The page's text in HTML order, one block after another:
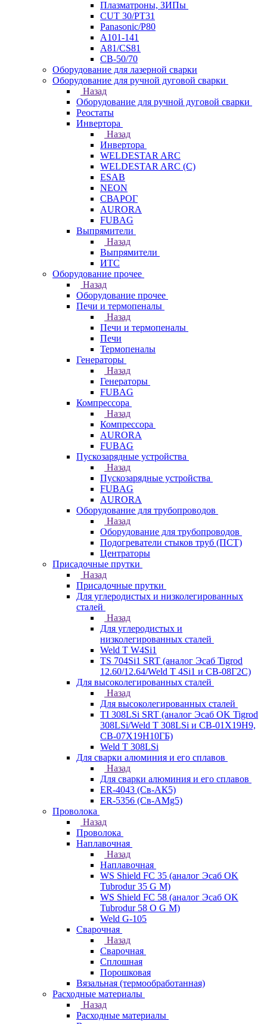
Плазматроны, ЗИПы
CUT 30/PT31
Panasonic/P80
А101-141
А81/CS81
СВ-50/70
Оборудование для лазерной сварки
Оборудование для ручной дуговой сварки
Назад
Оборудование для ручной дуговой сварки
Реостаты
Инвертора
Назад
Инвертора
WELDESTAR ARC
WELDESTAR ARC (С)
ESAB
NEON
СВАРОГ
AURORA
FUBAG
Выпрямители
Назад
Выпрямители
ИТС
Оборудование прочее
Назад
Оборудование прочее
Печи и термопеналы
Назад
Печи и термопеналы
Печи
Термопеналы
Генераторы
Назад
Генераторы
FUBAG
Компрессора
Назад
Компрессора
AURORA
FUBAG
Пускозарядные устройства
Назад
Пускозарядные устройства
FUBAG
AURORA
Оборудование для трубопроводов
Назад
Оборудование для трубопроводов
Подогреватели стыков труб (ПСТ)
Центраторы
Присадочные прутки
Назад
Присадочные прутки
Для углеродистых и низколегированных
сталей
Назад
Для углеродистых и
низколегированных сталей
Weld T W4Si1
TS 704Si1 SRT (аналог Эсаб Tigrod
12.60/12.64/Weld T 4Si1 и СВ-08Г2С)
Для высоколегированных сталей
Назад
Для высоколегированных сталей
TI 308LSi SRT (аналог Эсаб OK Tigrod
308LSi/Weld T 308LSi и СВ-01Х19Н9,
СВ-07Х19Н10ГБ)
Weld T 308LSi
Для сварки алюминия и его сплавов
Назад
Для сварки алюминия и его сплавов
ER-4043 (Св-АК5)
ER-5356 (Св-АМg5)
Проволока
Назад
Проволока
Наплавочная
Назад
Наплавочная
WS Shield FC 35 (аналог Эсаб OK
Tubrodur 35 G M)
WS Shield FC 58 (аналог Эсаб OK
Tubrodur 58 O G M)
Weld G-105
Сварочная
Назад
Сварочная
Сплошная
Порошковая
Вязальная (термообработанная)
Расходные материалы
Назад
Расходные материалы